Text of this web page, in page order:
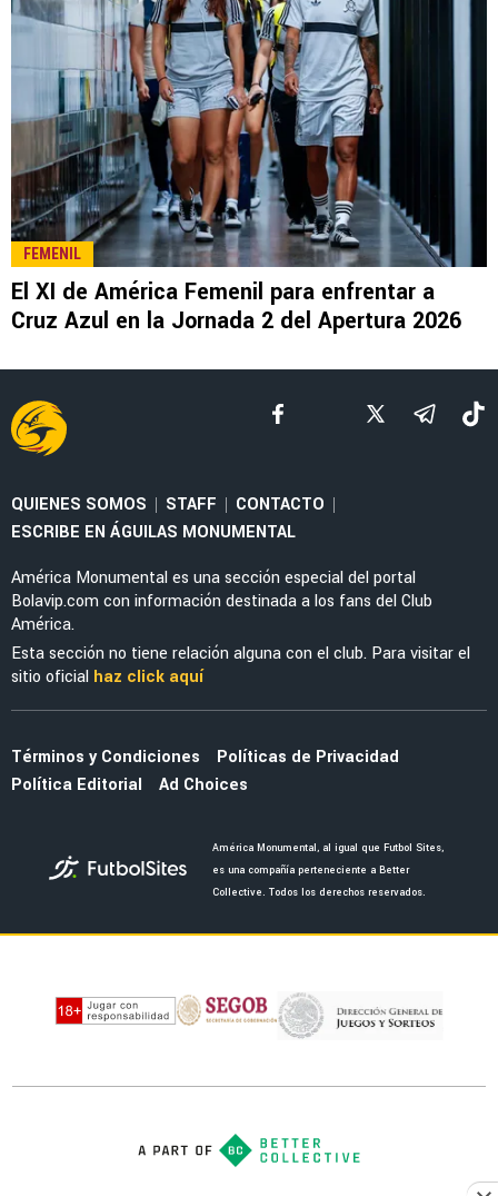
LEE TAMBIÉN
EX-AMERICANISTAS
El magistral golazo de tiro libre con el que
Diego Valdés hizo vibrar a la afición de Vélez
¿A dónde va? Rodrigo Dourado ya tiene